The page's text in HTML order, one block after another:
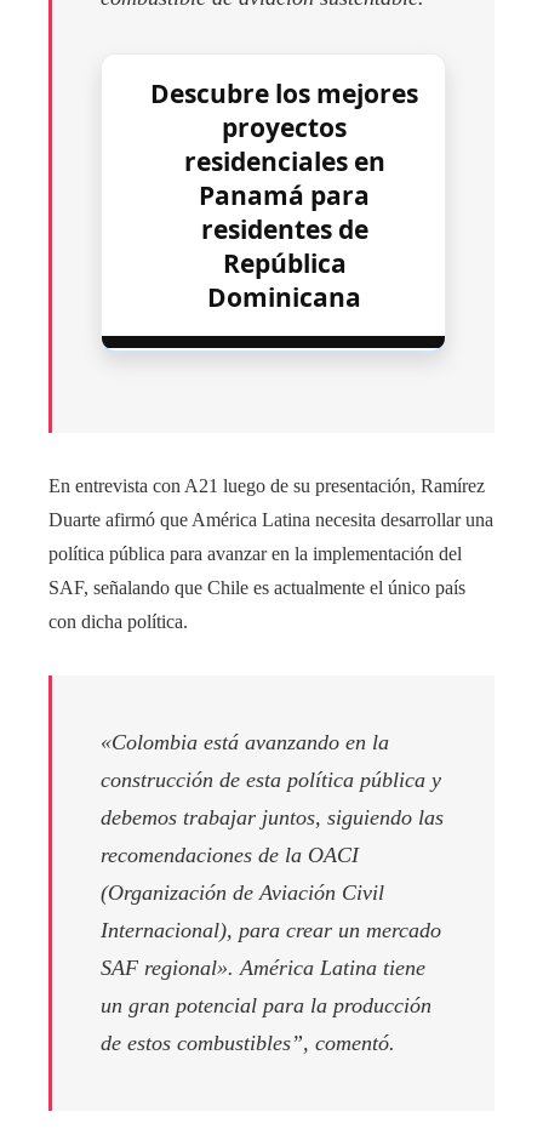
Descubre los mejores
proyectos
residenciales en
Panamá para
residentes de
República
Dominicana
En entrevista con A21 luego de su presentación, Ramírez
Duarte afirmó que América Latina necesita desarrollar una
política pública para avanzar en la implementación del
SAF, señalando que Chile es actualmente el único país
con dicha política.
«Colombia está avanzando en la
construcción de esta política pública y
debemos trabajar juntos, siguiendo las
recomendaciones de la OACI
(Organización de Aviación Civil
Internacional), para crear un mercado
SAF regional». América Latina tiene
un gran potencial para la producción
de estos combustibles”, comentó.